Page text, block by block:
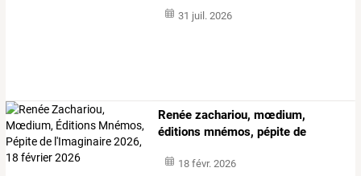
31 juil. 2026
Renée zachariou, mœdium,
éditions mnémos, pépite de
18 févr. 2026